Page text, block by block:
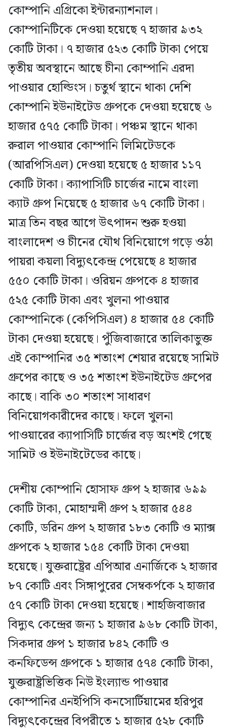
কোম্পানি এগ্রিকো ইন্টারন্যাশনাল।
কোম্পানিটিকে দেওয়া হয়েছে ৭ হাজার ৯৩২
কোটি টাকা। ৭ হাজার ৫২৩ কোটি টাকা পেয়ে
তৃতীয় অবস্থানে আছে চীনা কোম্পানি এরদা
পাওয়ার হোল্ডিংস। চতুর্থ স্থানে থাকা দেশি
কোম্পানি ইউনাইটেড গ্রুপকে দেওয়া হয়েছে ৬
হাজার ৫৭৫ কোটি টাকা। পঞ্চম স্থানে থাকা
রুরাল পাওয়ার কোম্পানি লিমিটেডকে
(আরপিসিএল) দেওয়া হয়েছে ৫ হাজার ১১৭
কোটি টাকা। ক্যাপাসিটি চার্জের নামে বাংলা
ক্যাট গ্রুপ নিয়েছে ৫ হাজার ৬৭ কোটি টাকা।
মাত্র তিন বছর আগে উৎপাদন শুরু হওয়া
বাংলাদেশ ও চীনের যৌথ বিনিয়োগে গড়ে ওঠা
পায়রা কয়লা বিদ্যুৎকেন্দ্র পেয়েছে ৪ হাজার
৫৫০ কোটি টাকা। ওরিয়ন গ্রুপকে ৪ হাজার
৫২৫ কোটি টাকা এবং খুলনা পাওয়ার
কোম্পানিকে (কেপিসিএল) ৪ হাজার ৫৪ কোটি
টাকা দেওয়া হয়েছে। পুঁজিবাজারে তালিকাভুক্ত
এই কোম্পানির ৩৫ শতাংশ শেয়ার রয়েছে সামিট
গ্রুপের কাছে ও ৩৫ শতাংশ ইউনাইটেড গ্রুপের
কাছে। বাকি ৩০ শতাংশ সাধারণ
বিনিয়োগকারীদের কাছে। ফলে খুলনা
পাওয়ারের ক্যাপাসিটি চার্জের বড় অংশই গেছে
সামিট ও ইউনাইটেডের কাছে।
দেশীয় কোম্পানি হোসাফ গ্রুপ ২ হাজার ৬৯৯
কোটি টাকা, মোহাম্মদী গ্রুপ ২ হাজার ৫৪৪
কোটি, ডরিন গ্রুপ ২ হাজার ১৮৩ কোটি ও ম্যাক্স
গ্রুপকে ২ হাজার ১৫৪ কোটি টাকা দেওয়া
হয়েছে। যুক্তরাষ্ট্রের এপিআর এনার্জিকে ২ হাজার
৮৭ কোটি এবং সিঙ্গাপুরের সেম্বকর্পকে ২ হাজার
৫৭ কোটি টাকা দেওয়া হয়েছে। শাহজিবাজার
বিদ্যুৎ কেন্দ্রের জন্য ১ হাজার ৯৬৮ কোটি টাকা,
সিকদার গ্রুপ ১ হাজার ৮৪২ কোটি ও
কনফিডেন্স গ্রুপকে ১ হাজার ৫৭৪ কোটি টাকা,
যুক্তরাষ্ট্রভিত্তিক নিউ ইংল্যান্ড পাওয়ার
কোম্পানির এনইপিসি কনসোর্টিয়ামের হরিপুর
বিদ্যুৎকেন্দ্রের বিপরীতে ১ হাজার ৫২৮ কোটি